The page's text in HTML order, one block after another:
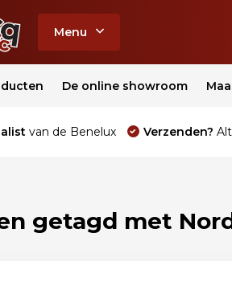
Menu
De online showroom
van de Benelux Verzenden?
getagd met